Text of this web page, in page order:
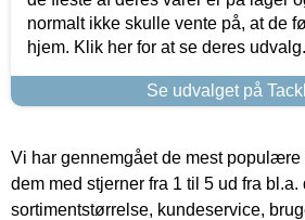
normalt ikke skulle vente på, at de
hjem. Klik her for at se deres udvalg.
Se udvalget på
Vi har gennemgået de mest
dem med stjerner fra 1 til 5 ud fra
sortimentstørrelse, kundeservice,